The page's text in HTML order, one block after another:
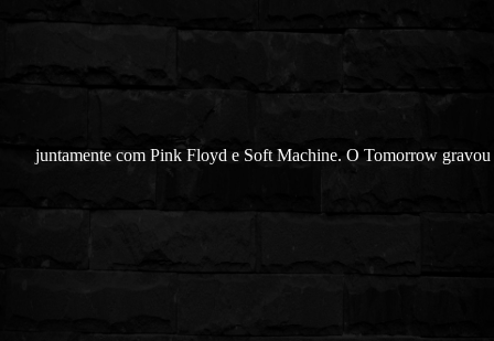
juntamente com Pink Floyd e Soft Machine. O Tomorrow gravou